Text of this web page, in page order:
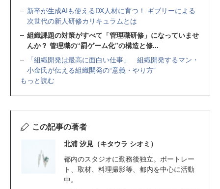
新卒が生成AIも使えるDX人材に育つ！ ギブリーによる
次世代の新人研修カリキュラムとは
組織課題の対策がすべて「管理職研修」になっていませ
んか？ 管理職の“罰ゲーム化”の構造と修...
「組織開発は最高に面白い仕事」 組織開発するマン・
小金氏が伝える組織開発の“意義・やり方”
もっと読む
この記事の著者
北浦 汐見（キタウラ シオミ）
都内のスタジオに勤務後独立。ポートレー
ト、取材、料理撮影等、都内を中心に活動
中。